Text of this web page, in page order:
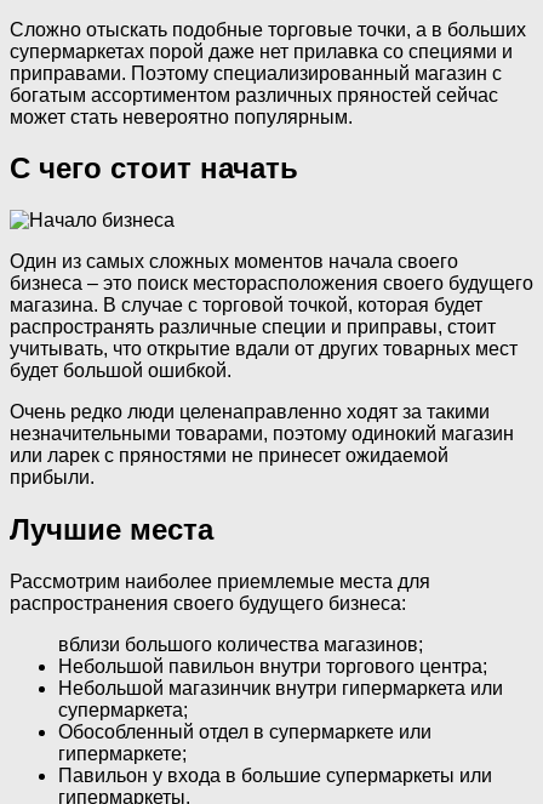
Сложно отыскать подобные торговые точки, а в больших
супермаркетах порой даже нет прилавка со специями и
приправами. Поэтому специализированный магазин с
богатым ассортиментом различных пряностей сейчас
может стать невероятно популярным.
С чего стоит начать
Один из самых сложных моментов начала своего
бизнеса – это поиск месторасположения своего будущего
магазина. В случае с торговой точкой, которая будет
распространять различные специи и приправы, стоит
учитывать, что открытие вдали от других товарных мест
будет большой ошибкой.
Очень редко люди целенаправленно ходят за такими
незначительными товарами, поэтому одинокий магазин
или ларек с пряностями не принесет ожидаемой
прибыли.
Лучшие места
Рассмотрим наиболее приемлемые места для
распространения своего будущего бизнеса:
вблизи большого количества магазинов;
Небольшой павильон внутри торгового центра;
Небольшой магазинчик внутри гипермаркета или
супермаркета;
Обособленный отдел в супермаркете или
гипермаркете;
Павильон у входа в большие супермаркеты или
гипермаркеты.